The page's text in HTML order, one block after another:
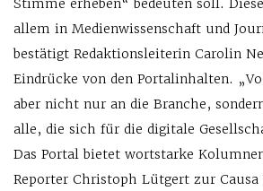
Stimme erheben“ bedeuten soll.
allem in Medienwissenschaft und
bestätigt Redaktionsleiterin Carolin
Eindrücke von den Portalinhalten.
aber nicht nur an die Branche,
alle, die sich für die digitale
Das Portal bietet wortstarke
Reporter Christoph Lütgert zur